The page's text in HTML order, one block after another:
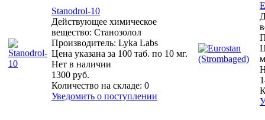
Stanodrol-10
Действующее химическое
вещество: Станозолол
Производитель: Lyka Labs
Цена указана за 100 таб. по 10 мг.
Нет в наличии
1300 руб.
Количество на складе: 0
Уведомить о поступлении